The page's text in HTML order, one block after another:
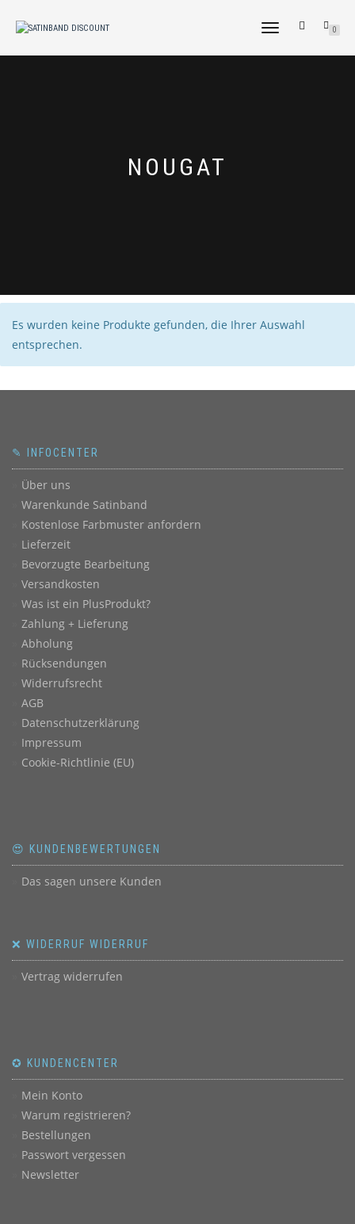
NAVIGATION
0
NOUGAT
Es wurden keine Produkte gefunden, die Ihrer Auswahl
entsprechen.
✎ INFOCENTER
Über uns
Warenkunde Satinband
Kostenlose Farbmuster anfordern
Lieferzeit
Bevorzugte Bearbeitung
Versandkosten
Was ist ein PlusProdukt?
Zahlung + Lieferung
Abholung
Rücksendungen
Widerrufsrecht
AGB
Datenschutzerklärung
Impressum
Cookie-Richtlinie (EU)
😍 KUNDENBEWERTUNGEN
Das sagen unsere Kunden
❌ WIDERRUF WIDERRUF
Vertrag widerrufen
✪ KUNDENCENTER
Mein Konto
Warum registrieren?
Bestellungen
Passwort vergessen
Newsletter